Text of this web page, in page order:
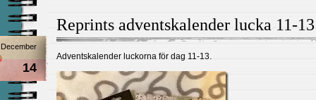
Reprints adventskalender lucka 11-13
December
14
Adventskalender luckorna för dag 11-13.